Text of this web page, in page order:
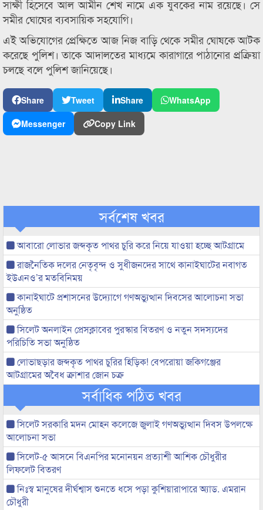
সাক্ষী হিসেবে আল আমীন শেখ নামে এক যুবকের নাম রয়েছে। সে
সমীর ঘোষের ব্যবসায়িক সহযোগি।
এই অভিযোগের প্রেক্ষিতে আজ নিজ বাড়ি থেকে সমীর ঘোষকে আটক
করেছে পুলিশ। তাকে আদালতের মাধ্যমে কারাগারে পাঠানোর প্রক্রিয়া
চলছে বলে পুলিশ জানিয়েছে।
Share Tweet Share
WhatsApp
Messenger
Copy Link
সর্বশেষ খবর
আবারো লোভার জব্দকৃত পাথর চুরি করে নিয়ে যাওয়া হচ্ছে আটগ্রামে
রাজনৈতিক দলের নেতৃবৃন্দ ও সুধীজনদের সাথে কানাইঘাটের নবাগত
ইউএনও’র মতবিনিময়
কানাইঘাটে প্রশাসনের উদ্যোগে গণঅভ্যুত্থান দিবসের আলোচনা সভা
অনুষ্ঠিত
সিলেট অনলাইন প্রেসক্লাবের পুরস্কার বিতরণ ও নতুন সদস্যদের
পরিচিতি সভা অনুষ্ঠিত
লোভাছড়ার জব্দকৃত পাথর চুরির হিড়িক! বেপরোয়া জকিগঞ্জের
আটগ্রামের অবৈধ ক্রাশার জোন চক্র
সর্বাধিক পঠিত খবর
সিলেট সরকারি মদন মোহন কলেজে জুলাই গণঅভ্যুত্থান দিবস উপলক্ষে
আলোচনা সভা
সিলেট-৫ আসনে বিএনপির মনোনয়ন প্রত্যাশী আশিক চৌধুরীর
লিফলেট বিতরণ
নিঃস্ব মানুষের দীর্ঘশ্বাস শুনতে ধসে পড়া কুশিয়ারাপারে অ্যাড. এমরান
চৌধুরী